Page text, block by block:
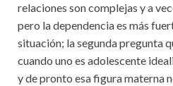
relaciones son complejas y a
pero la dependencia es más
situación; la segunda pregunta
cuando uno es adolescente
y de pronto esa figura materna